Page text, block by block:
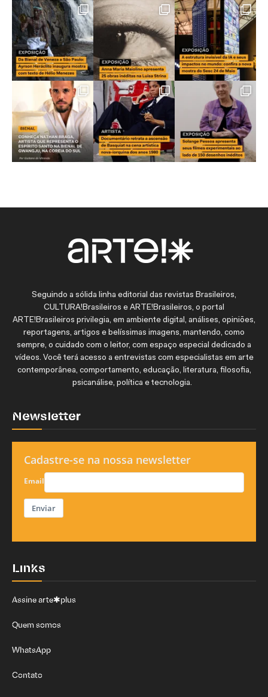
Seguindo a sólida linha editorial das revistas Brasileiros,
CULTURA!Brasileiros e ARTE!Brasileiros, o portal
ARTE!Brasileiros privilegia, em ambiente digital, análises, opiniões,
reportagens, artigos e belíssimas imagens, mantendo, como
sempre, o cuidado com o leitor, com espaço especial dedicado a
vídeos. Você terá acesso a entrevistas com especialistas em arte
contemporânea, comportamento, educação, literatura, filosofia,
psicanálise, política e tecnologia.
Newsletter
Cadastre-se na nossa newsletter
Email
Enviar
Links
Assine arte✱plus
Quem somos
WhatsApp
Contato